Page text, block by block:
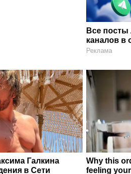
Все
каналов в
Реклама
Галкина
в Сети
Why this
feeling